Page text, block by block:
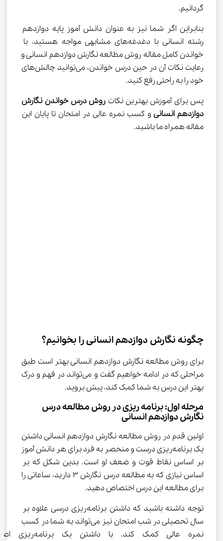
گردانیم.
بنابراین اگر شما نیز به عنوان دانش آموز پایه دوازدهم
رشته انسانی با دغدغه‌های مشابهی مواجه هستید، با
خواندن کامل مقاله روش مطالعه نگارش دوازدهم انسانی و
رعایت نکات آن در حین درس خواندن، می‌توانید چالش‌های
خود را به راحتی رفع کنید.
پس برای آموزش بهترین نکات روش درس خواندن نگارش
دوازدهم انسانی و کسب نمره عالی در امتحان تا پایان این
مقاله همراه ما باشید.
چگونه نگارش دوازدهم انسانی را بخوانیم؟
برای روش مطالعه نگارش دوازدهم انسانی بهتر است طبق
مراحلی که در ادامه خواهیم گفت و می‌تواند در فهم و درک
بهتر این درس به شما کمک کند، پیش بروید.
مرحله اول: برنامه ریزی در روش مطالعه درس
نگارش دوازدهم انسانی
اولین قدم در روش مطالعه نگارش دوازدهم انسانی داشتن
یک برنامه‌ریزی درست و منحصر به فرد برای هر دانش آموز
بر اساس نقاط قوت و ضعف او است. بدین شکل که بر
اساس نیازی که به مطالعه درس نگارش 3 دارید، ساعاتی را
برای مطالعه این درس اختصاص دهید.
توجه داشته باشید که داشتن برنامه‌ریزی درسی علاوه بر
سال تحصیلی در شب امتحان نیز می‌تواند به شما در کسب
نمره عالی کمک کند. با